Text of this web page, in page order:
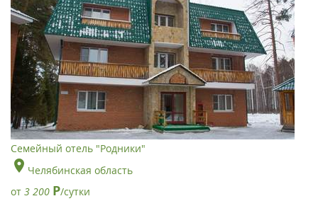
Семейный отель "Родники"
Челябинская область
от 3 200 Р/сутки